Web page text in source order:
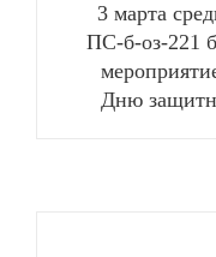
3 марта
ПС-б-оз-221
Дню